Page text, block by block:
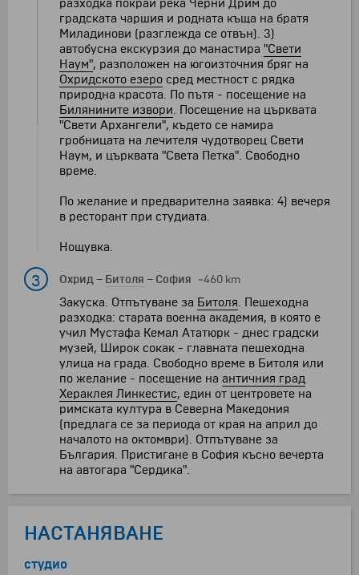
разходка покрай река Черни Дрим до
градската чаршия и родната къща на братя
Миладинови (разглежда се отвън). 3)
автобусна екскурзия до манастира "Свети
Наум", разположен на югоизточния бряг на
Охридското езеро сред местност с рядка
природна красота. По пътя - посещение на
Билянините извори. Посещение на църквата
"Свети Архангели", където се намира
гробницата на лечителя чудотворец Свети
Наум, и църквата "Света Петка". Свободно
време.
По желание и предварителна заявка: 4) вечеря
в ресторант при студиата.
Нощувка.
3 Охрид – Битоля – София ~460 km
Закуска. Отпътуване за Битоля. Пешеходна
разходка: старата военна академия, в която е
учил Мустафа Кемал Ататюрк - днес градски
музей, Широк сокак - главната пешеходна
улица на града. Свободно време в Битоля или
по желание - посещение на античния град
Хераклея Линкестис, един от центровете на
римската култура в Северна Македония
(предлага се за периода от края на април до
началото на октомври). Отпътуване за
България. Пристигане в София късно вечерта
на автогара "Сердика".
НАСТАНЯВАНЕ
студио